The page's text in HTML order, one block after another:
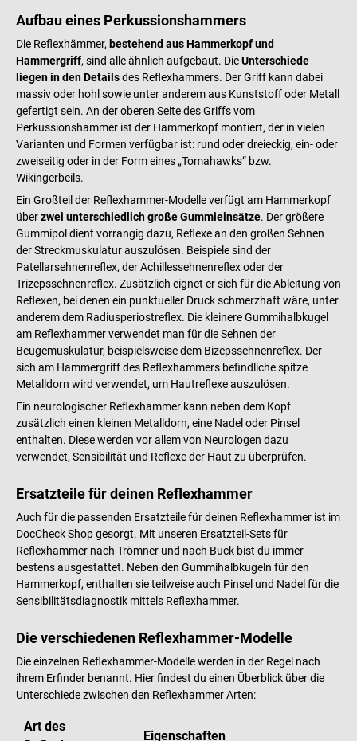
Aufbau eines Perkussionshammers
Die Reflexhämmer, bestehend aus Hammerkopf und
Hammergriff, sind alle ähnlich aufgebaut. DieUnterschiede
liegen in den Detailsdes Reflexhammers. Der Griff kann dabei
massiv oder hohl sowie unter anderem aus Kunststoff oder Metall
gefertigt sein. An der oberen Seite des Griffs vom
Perkussionshammer ist der Hammerkopf montiert, der in vielen
Varianten und Formen verfügbar ist: rund oder dreieckig, ein- oder
zweiseitig oder in der Form eines „Tomahawks“ bzw.
Wikingerbeils.
Ein Großteil der Reflexhammer-Modelle verfügt am Hammerkopf
überzwei unterschiedlich große Gummieinsätze. Der größere
Gummipol dient vorrangig dazu, Reflexe an den großen Sehnen
der Streckmuskulatur auszulösen. Beispiele sind der
Patellarsehnenreflex, der Achillessehnenreflex oder der
Trizepssehnenreflex. Zusätzlich eignet er sich für die Ableitung von
Reflexen, bei denen ein punktueller Druck schmerzhaft wäre, unter
anderem dem Radiusperiostreflex. Die kleinere Gummihalbkugel
am Reflexhammer verwendet man für die Sehnen der
Beugemuskulatur, beispielsweise dem Bizepssehnenreflex. Der
sich am Hammergriff des Reflexhammers befindliche spitze
Metalldorn wird verwendet, um Hautreflexe auszulösen.
Ein neurologischer Reflexhammer kann neben dem Kopf
zusätzlich einen kleinen Metalldorn, eine Nadel oder Pinsel
enthalten. Diese werden vor allem von Neurologen dazu
verwendet, Sensibilität und Reflexe der Haut zu überprüfen.
Ersatzteile für deinen Reflexhammer
Auch für die passenden Ersatzteile für deinen Reflexhammer ist im
DocCheck Shop gesorgt. Mit unseren Ersatzteil-Sets für
Reflexhammer nach Trömner und nach Buck bist du immer
bestens ausgestattet. Neben den Gummihalbkugeln für den
Hammerkopf, enthalten sie teilweise auch Pinsel und Nadel für die
Sensibilitätsdiagnostik mittels Reflexhammer.
Die verschiedenen Reflexhammer-Modelle
Die einzelnen Reflexhammer-Modelle werden in der Regel nach
ihrem Erfinder benannt. Hier findest du einen Überblick über die
Unterschiede zwischen den Reflexhammer Arten:
Art des
Eigenschaften